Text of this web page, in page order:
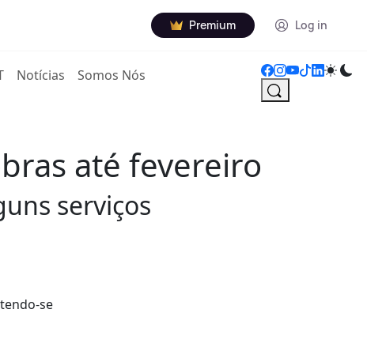
Premium Log in
Notícias Somos Nós
até fevereiro
serviços
se